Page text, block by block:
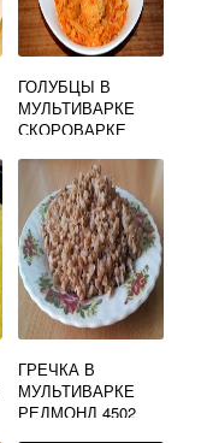
ГОЛУБЦЫ В
МУЛЬТИВАРКЕ
СКОРОВАРКЕ
ГРЕЧКА В
МУЛЬТИВАРКЕ
РЕДМОНД 4502